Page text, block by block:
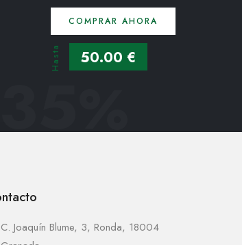
COMPRAR AHORA
Hasta 50.00 €
%
C. Joaquín Blume, 3, Ronda, 18004